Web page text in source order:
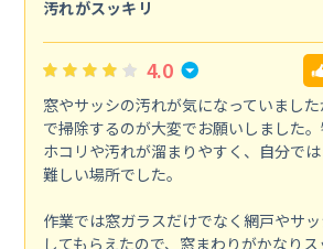
汚れがスッキリ
4.0
窓やサッシの汚れが気になっていまし
で掃除するのが大変でお願いしました
ホコリや汚れが溜まりやすく、自分で
難しい場所でした。
作業では窓ガラスだけでなく網戸やサ
してもらえたので、窓まわりがかなり